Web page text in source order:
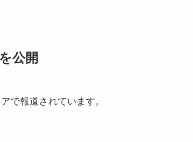
公開
で報道されています。